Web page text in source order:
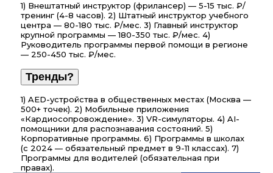
1) Внештатный инструктор (фрилансер) — 5-15 тыс. ₽/
тренинг (4-8 часов). 2) Штатный инструктор учебного
центра — 80-180 тыс. ₽/мес. 3) Главный инструктор
крупной программы — 180-350 тыс. ₽/мес. 4)
Руководитель программы первой помощи в регионе
— 250-450 тыс. ₽/мес.
Тренды?
1) AED-устройства в общественных местах (Москва —
500+ точек). 2) Мобильные приложения
«Кардиосопровождение». 3) VR-симуляторы. 4) AI-
помощники для распознавания состояний. 5)
Корпоративные программы. 6) Программы в школах
(с 2024 — обязательный предмет в 9-11 классах). 7)
Программы для водителей (обязательная при
правах).